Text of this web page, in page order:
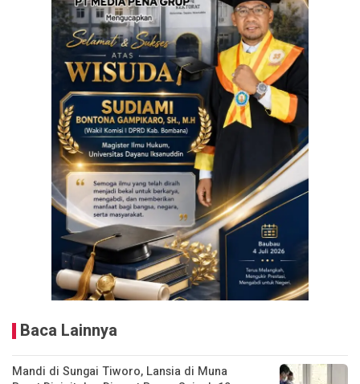
Baca Lainnya
Mandi di Sungai Tiworo, Lansia di Muna